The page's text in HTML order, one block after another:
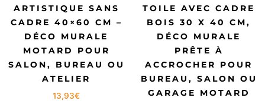
ARTISTIQUE SANS
CADRE 40×60 CM –
DÉCO MURALE
MOTARD POUR
SALON, BUREAU OU
ATELIER
13,93€
TOILE AVEC CADRE
BOIS 30 X 40 CM,
DÉCO MURALE
PRÊTE À
ACCROCHER POUR
BUREAU, SALON OU
GARAGE MOTARD